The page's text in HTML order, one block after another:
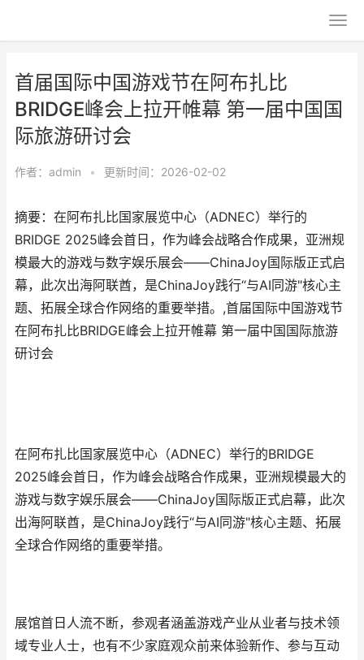
首届国际中国游戏节在阿布扎比
BRIDGE峰会上拉开帷幕 第一届中国国
际旅游研讨会
作者： admin • 更新时间：2026-02-02
摘要：在阿布扎比国家展览中心（ADNEC）举行的
BRIDGE 2025峰会首日，作为峰会战略合作成果，亚洲规
模最大的游戏与数字娱乐展会——ChinaJoy国际版正式启
幕，此次出海阿联酋，是ChinaJoy践行“与AI同游"核心主
题、拓展全球合作网络的重要举措。,首届国际中国游戏节
在阿布扎比BRIDGE峰会上拉开帷幕 第一届中国国际旅游
研讨会
在阿布扎比国家展览中心（ADNEC）举行的BRIDGE
2025峰会首日，作为峰会战略合作成果，亚洲规模最大的
游戏与数字娱乐展会——ChinaJoy国际版正式启幕，此次
出海阿联酋，是ChinaJoy践行“与AI同游"核心主题、拓展
全球合作网络的重要举措。
展馆首日人流不断，参观者涵盖游戏产业从业者与技术领
域专业人士，也有不少家庭观众前来体验新作、参与互动